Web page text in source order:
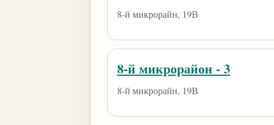
8-й микрорайн, 19В
8-й микрорайон - 3
8-й микрорайн, 19В